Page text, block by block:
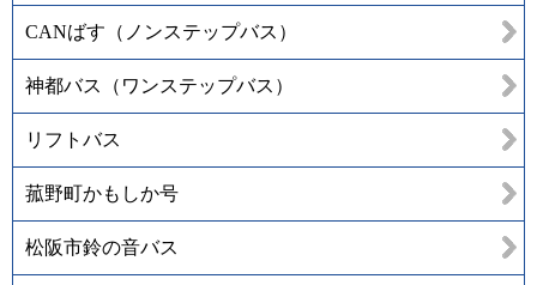
CANばす（ノンステップバス）
神都バス（ワンステップバス）
リフトバス
菰野町かもしか号
松阪市鈴の音バス